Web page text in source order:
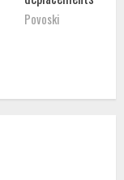
Povoski